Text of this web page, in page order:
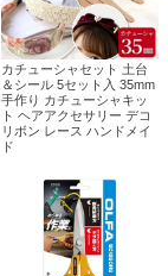
カチューシャセット 土台
＆シール 5セット入 35mm
手作り カチューシャキッ
ト ヘアアクセサリー デコ
リボン レース ハンドメイ
ド